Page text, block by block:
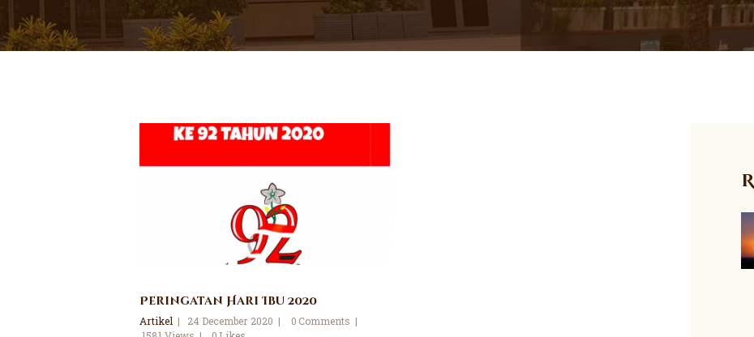
Peringatan Hari Ibu 2020
Artikel 24 December 2020 0 Comments